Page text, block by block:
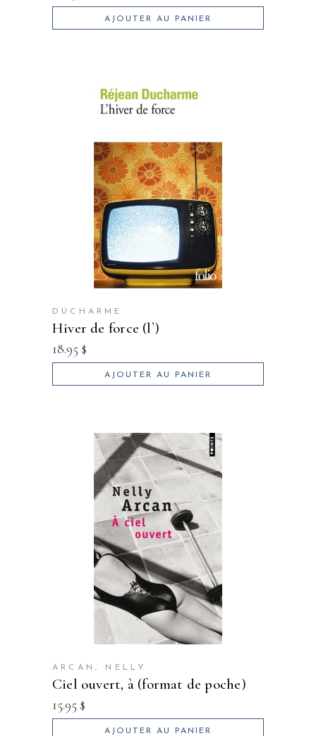
AJOUTER AU PANIER
DUCHARME
hiver de force (l`)
18.95 $
AJOUTER AU PANIER
ARCAN, NELLY
ciel ouvert, à (format de poche)
15.95 $
AJOUTER AU PANIER